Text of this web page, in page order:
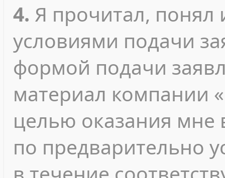
4. Я прочитал, понял
условиями подачи
формой подачи
материал компании
целью оказания мне
по предварительно